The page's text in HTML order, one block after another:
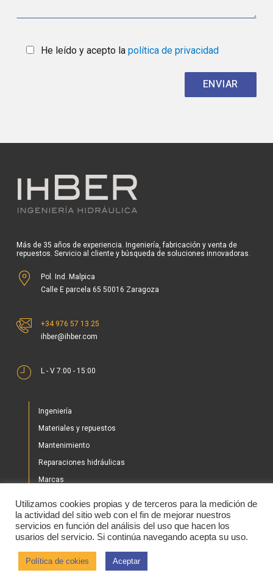
He leído y acepto la política de privacidad
Más de 35 años de experiencia. Ingeniería, fabricación y venta de
repuestos. Servicio al cliente y búsqueda de soluciones innovadoras.
Pol. Ind. Malpica
Calle E parcela 65 50016 Zaragoza
+34 976 57 13 25
ihber@ihber.com
L - V 7:00 - 15:00
Ingeniería
Materiales y repuestos
Mantenimiento
Reparaciones hidráulicas
Marcas
Tienda
Noticias
Utilizamos cookies propias y de terceros para la medición de
la actividad del sitio web con el fin de mejorar nuestros
servicios en función del análisis del uso que hacen los
usarios del servicio. Si continúa navegando acepta su uso.
Política de cokies Aceptar